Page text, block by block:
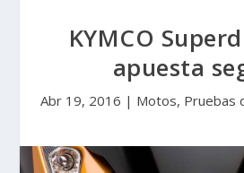
KYMCO
apuesta
Abr 19, 2016 | Motos, Pruebas